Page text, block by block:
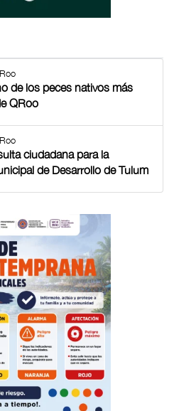
de los peces nativos más
QRoo
ciudadana para la
de Desarrollo de Tulum